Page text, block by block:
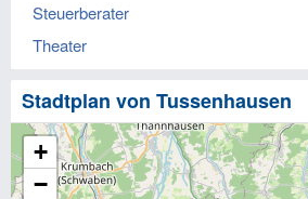
Steuerberater
Theater
Stadtplan von Tussenhausen
+
−